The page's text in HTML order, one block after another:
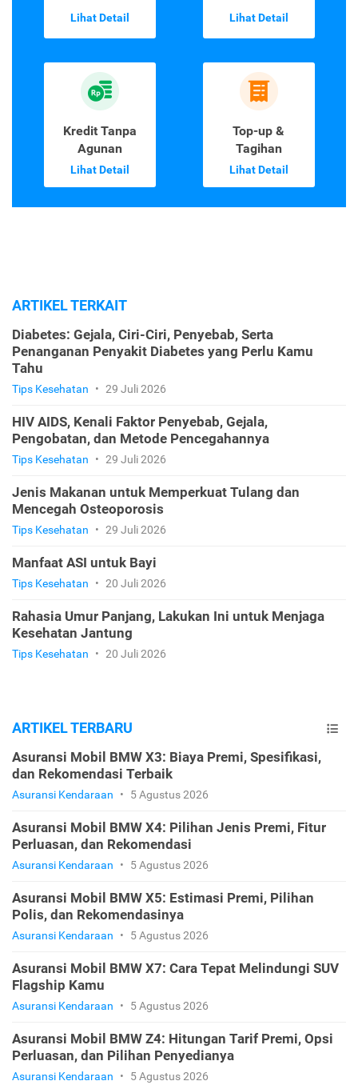
Lihat Detail Lihat Detail
Kredit Tanpa
Agunan
Lihat Detail
Top-up &
Tagihan
Lihat Detail
ARTIKEL TERKAIT
Diabetes: Gejala, Ciri-Ciri, Penyebab, Serta
Penanganan Penyakit Diabetes yang Perlu Kamu
Tahu
Tips Kesehatan • 29 Juli 2026
HIV AIDS, Kenali Faktor Penyebab, Gejala,
Pengobatan, dan Metode Pencegahannya
Tips Kesehatan • 29 Juli 2026
Jenis Makanan untuk Memperkuat Tulang dan
Mencegah Osteoporosis
Tips Kesehatan • 29 Juli 2026
Manfaat ASI untuk Bayi
Tips Kesehatan • 20 Juli 2026
Rahasia Umur Panjang, Lakukan Ini untuk Menjaga
Kesehatan Jantung
Tips Kesehatan • 20 Juli 2026
ARTIKEL TERBARU
Asuransi Mobil BMW X3: Biaya Premi, Spesifikasi,
dan Rekomendasi Terbaik
Asuransi Kendaraan • 5 Agustus 2026
Asuransi Mobil BMW X4: Pilihan Jenis Premi, Fitur
Perluasan, dan Rekomendasi
Asuransi Kendaraan • 5 Agustus 2026
Asuransi Mobil BMW X5: Estimasi Premi, Pilihan
Polis, dan Rekomendasinya
Asuransi Kendaraan • 5 Agustus 2026
Asuransi Mobil BMW X7: Cara Tepat Melindungi SUV
Flagship Kamu
Asuransi Kendaraan • 5 Agustus 2026
Asuransi Mobil BMW Z4: Hitungan Tarif Premi, Opsi
Perluasan, dan Pilihan Penyedianya
Asuransi Kendaraan • 5 Agustus 2026